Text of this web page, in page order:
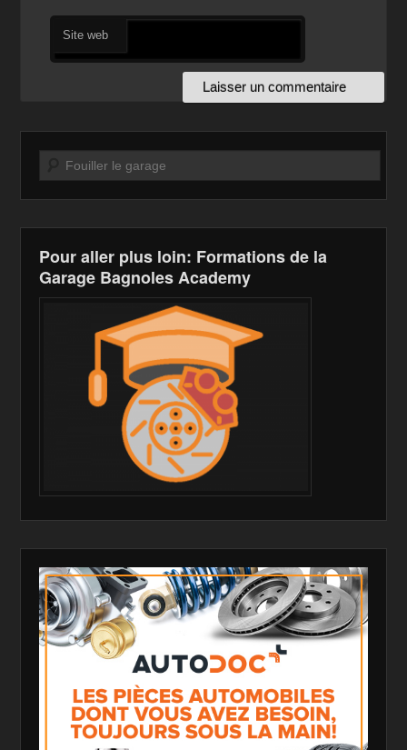
Site web
Recherche
Pour aller plus loin: Formations de la
Garage Bagnoles Academy